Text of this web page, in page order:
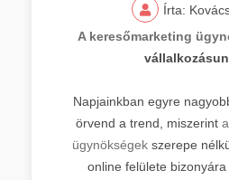
Írta:
A keresőmarketing
Napjainkban egyre
örvend a trend, miszerint
ügynökségek szerepe
online felülete bizonyára